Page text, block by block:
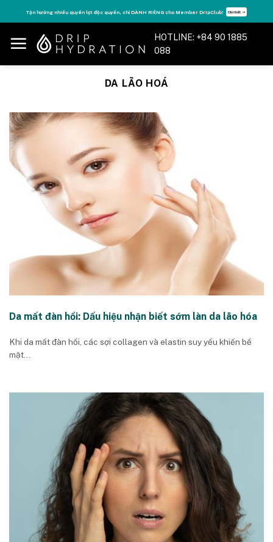
to
content
Tăng năng lượng - sống đỉnh cao với thẻ Vitamin Drip Membership. Xem ngay ➝
HOTLINE: +84 90 1885
088
DA LÃO HOÁ
Da mất đàn hồi: Dấu hiệu nhận biết sớm làn da lão hóa
Khi da mất đàn hồi, các sợi collagen và elastin suy yếu khiến bề
mặt...